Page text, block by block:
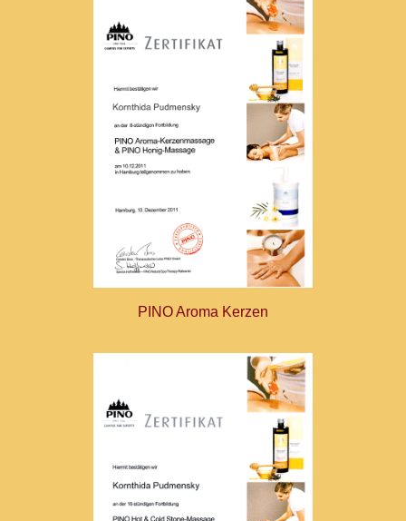
PINO Aroma Kerzen